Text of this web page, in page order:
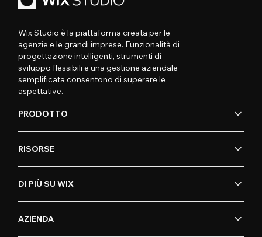
Wix Studio è la piattaforma creata per le
agenzie e le grandi imprese. Funzionalità di
progettazione intelligenti, strumenti di
sviluppo flessibili e una gestione aziendale
semplificata consentono di superare le
aspettative.
PRODOTTO
RISORSE
DI PIÙ SU WIX
AZIENDA